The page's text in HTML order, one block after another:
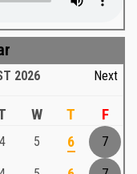
2026 Next
W T F
4 5 6 7